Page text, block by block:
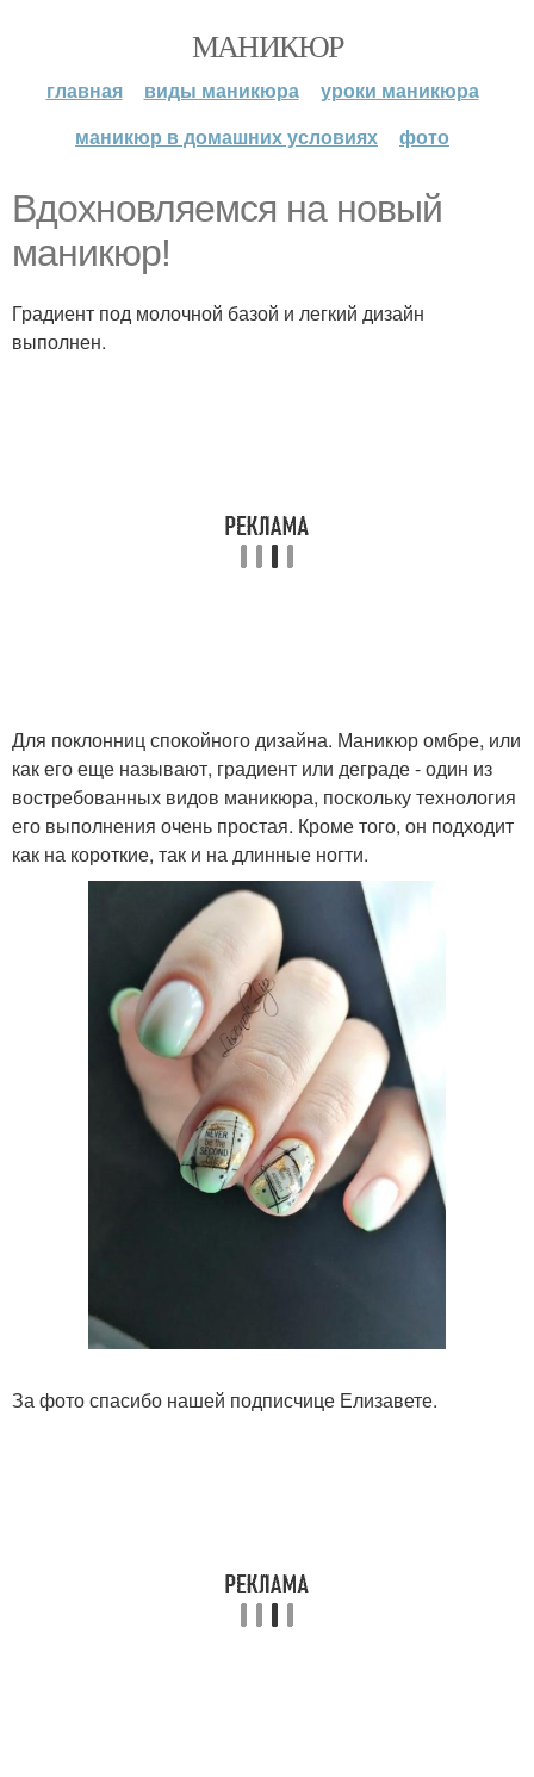
МАНИКЮР
главная виды маникюра
уроки маникюра
маникюр в домашних условиях
фото
Вдохновляемся на новый
маникюр!
Градиент под молочной базой и легкий дизайн
выполнен.
Для поклонниц спокойного дизайна. Маникюр омбре, или
как его еще называют, градиент или деграде - один из
востребованных видов маникюра, поскольку технология
его выполнения очень простая. Кроме того, он подходит
как на короткие, так и на длинные ногти.
За фото спасибо нашей подписчице Елизавете.